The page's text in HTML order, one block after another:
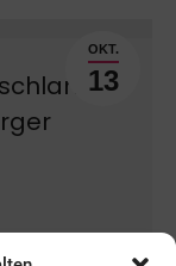
OKT.
13